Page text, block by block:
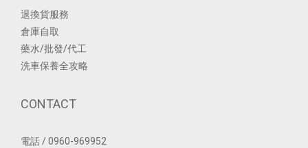
退換貨服務
倉庫自取
藥水/批發/代工
洗車保養全攻略
CONTACT
電話 / 0960-969952